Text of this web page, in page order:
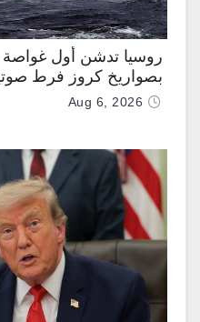
روسيا تدشن أول غواصة
بصواريخ كروز فرط
Aug 6, 2026